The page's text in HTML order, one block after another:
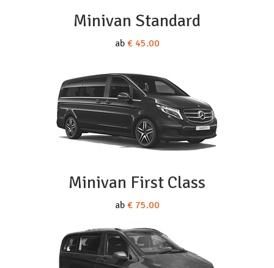
Minivan Standard
ab € 45.00
Minivan First Class
ab € 75.00